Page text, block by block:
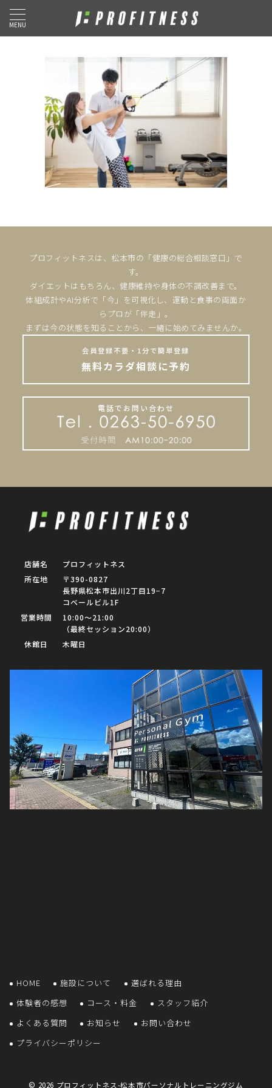
MENU
プロフィットネスは、松本市の「健康の総合相談窓口」で
す。
ダイエットはもちろん、健康維持や身体の不調改善まで。
体組成計やAI分析で「今」を可視化し、運動と食事の両面か
らプロが「伴走」。
まずは今の状態を知ることから、一緒に始めてみませんか。
会員登録不要・1分で簡単登録
無料カラダ相談に予約
電話でお問い合わせ
店舗名
プロフィットネス
所在地
〒390-0827
長野県松本市出川2丁目19−7
コベールビル1F
営業時間
10:00〜21:00
（最終セッション20:00）
休館日
木曜日
HOME 施設について
選ばれる理由
体験者の感想
コース・料金
スタッフ紹介
よくある質問
お知らせ
お問い合わせ
プライバシーポリシー
© 2026 プロフィットネス-松本市パーソナルトレーニングジム